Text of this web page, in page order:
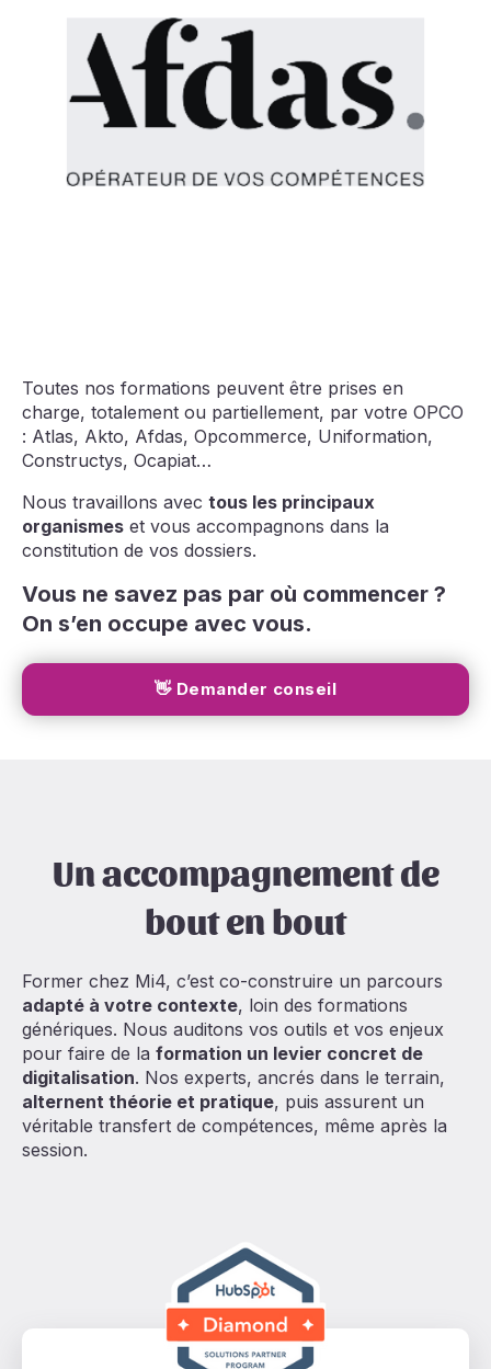
Toutes nos formations peuvent être prises en
charge, totalement ou partiellement, par votre OPCO
: Atlas, Akto, Afdas, Opcommerce, Uniformation,
Constructys, Ocapiat…
Nous travaillons avec tous les principaux
organismes et vous accompagnons dans la
constitution de vos dossiers.
Vous ne savez pas par où commencer ?
On s’en occupe avec vous.
👋 Demander conseil
Un accompagnement de
bout en bout
Former chez Mi4, c’est co-construire un parcours
adapté à votre contexte, loin des formations
génériques. Nous auditons vos outils et vos enjeux
pour faire de la formation un levier concret de
digitalisation. Nos experts, ancrés dans le terrain,
alternent théorie et pratique, puis assurent un
véritable transfert de compétences, même après la
session.